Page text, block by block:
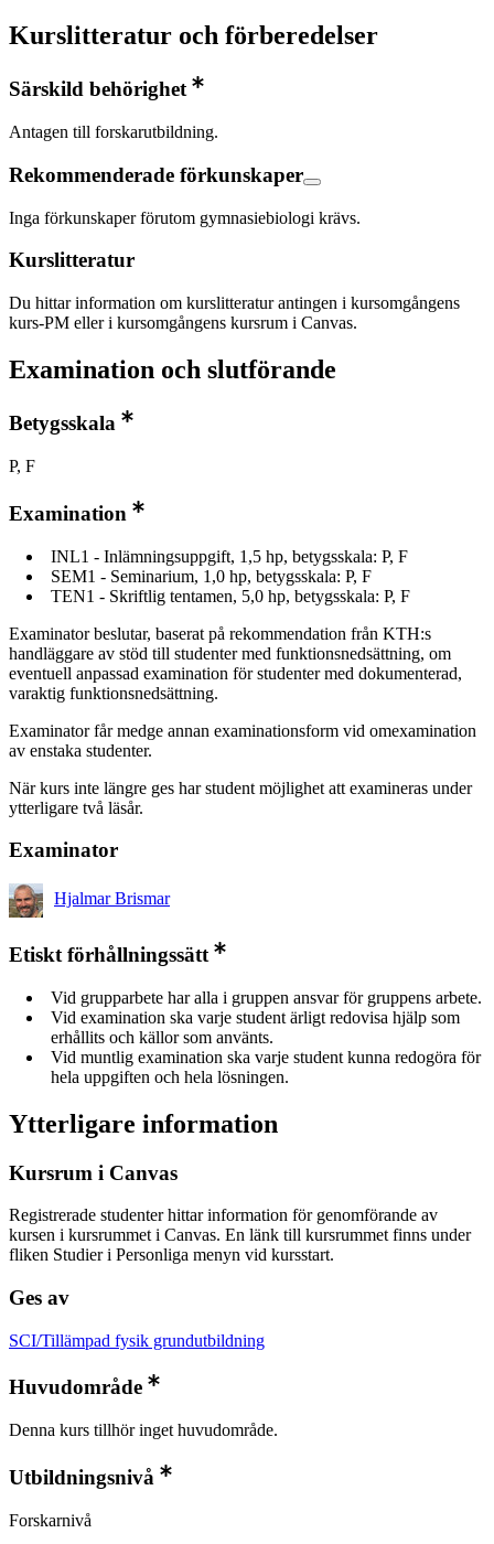
Kurslitteratur och förberedelser
Särskild behörighet
Antagen till forskarutbildning.
Rekommenderade förkunskaper
Inga förkunskaper förutom gymnasiebiologi krävs.
Kurslitteratur
Du hittar information om kurslitteratur antingen i kursomgångens
kurs-PM eller i kursomgångens kursrum i Canvas.
Examination och slutförande
Betygsskala
P, F
Examination
INL1 - Inlämningsuppgift, 1,5 hp, betygsskala: P, F
SEM1 - Seminarium, 1,0 hp, betygsskala: P, F
TEN1 - Skriftlig tentamen, 5,0 hp, betygsskala: P, F
Examinator beslutar, baserat på rekommendation från KTH:s
handläggare av stöd till studenter med funktionsnedsättning, om
eventuell anpassad examination för studenter med dokumenterad,
varaktig funktionsnedsättning.
Examinator får medge annan examinationsform vid omexamination
av enstaka studenter.
När kurs inte längre ges har student möjlighet att examineras under
ytterligare två läsår.
Examinator
Hjalmar Brismar
Etiskt förhållningssätt
Vid grupparbete har alla i gruppen ansvar för gruppens arbete.
Vid examination ska varje student ärligt redovisa hjälp som
erhållits och källor som använts.
Vid muntlig examination ska varje student kunna redogöra för
hela uppgiften och hela lösningen.
Ytterligare information
Kursrum i Canvas
Registrerade studenter hittar information för genomförande av
kursen i kursrummet i Canvas. En länk till kursrummet finns under
fliken Studier i Personliga menyn vid kursstart.
Ges av
SCI/Tillämpad fysik grundutbildning
Huvudområde
Denna kurs tillhör inget huvudområde.
Utbildningsnivå
Forskarnivå